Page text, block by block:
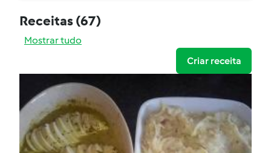
Receitas(67)
Mostrar tudo
Criar receita